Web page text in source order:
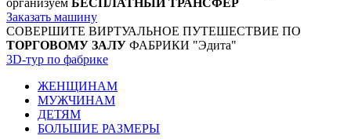
организуем БЕСПЛАТНЫЙ ТРАНСФЕР
Заказать машину
СОВЕРШИТЕ ВИРТУАЛЬНОЕ ПУТЕШЕСТВИЕ ПО
ТОРГОВОМУ ЗАЛУ ФАБРИКИ "Эдита"
3D-тур по фабрике
ЖЕНЩИНАМ
МУЖЧИНАМ
ДЕТЯМ
БОЛЬШИЕ РАЗМЕРЫ